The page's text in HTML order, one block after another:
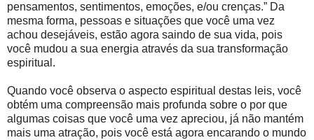
pensamentos, sentimentos, emoções, e/ou crenças.” Da
mesma forma, pessoas e situações que você uma vez
achou desejáveis, estão agora saindo de sua vida, pois
você mudou a sua energia através da sua transformação
espiritual.
Quando você observa o aspecto espiritual destas leis, você
obtém uma compreensão mais profunda sobre o por que
algumas coisas que você uma vez apreciou, já não mantém
mais uma atração, pois você está agora encarando o mundo